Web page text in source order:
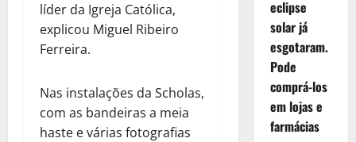
líder da Igreja Católica,
explicou Miguel Ribeiro
Ferreira.
Nas instalações da Scholas,
com as bandeiras a meia
haste e várias fotografias
eclipse
solar já
esgotaram.
Pode
comprá-los
em lojas e
farmácias